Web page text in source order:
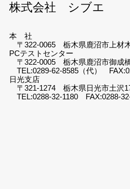
株式会社 シブエ
本 社
〒322-0065 栃木県鹿沼市上材
PCテストセンター
〒322-0005 栃木県鹿沼市御成
TEL:0289-62-8585（代）
日光支店
〒321-1274 栃木県日光市土沢
TEL:0288-32-1180 FAX:0288-